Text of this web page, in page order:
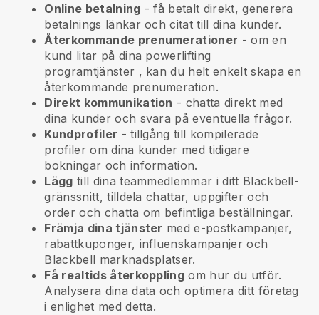
Online betalning - få betalt direkt, generera
betalnings länkar och citat till dina kunder.
Återkommande prenumerationer -om en
kund litar på dina powerlifting
programtjänster , kan du helt enkelt skapa en
återkommande prenumeration.
Direkt kommunikation - chatta direkt med
dina kunder och svara på eventuella frågor.
Kundprofiler - tillgång till kompilerade
profiler om dina kunder med tidigare
bokningar och information.
Lägg till dina teammedlemmar i ditt Blackbell-
gränssnitt, tilldela chattar, uppgifter och
order och chatta om befintliga beställningar.
Främja dina tjänster med e-postkampanjer,
rabattkuponger, influenskampanjer och
Blackbell marknadsplatser.
Få realtids återkoppling om hur du utför.
Analysera dina data och optimera ditt företag
i enlighet med detta.